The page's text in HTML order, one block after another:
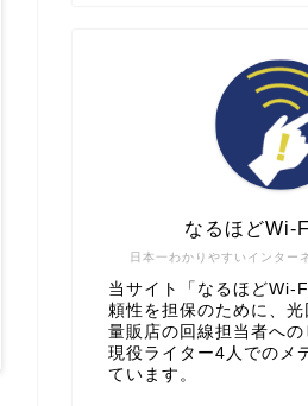
日本一わかりやすいインター
なるほどWi-
当サイト「なるほどWi-
頼性を担保のために、
量販店の回線担当者への
現役ライター4人でのメ
ています。